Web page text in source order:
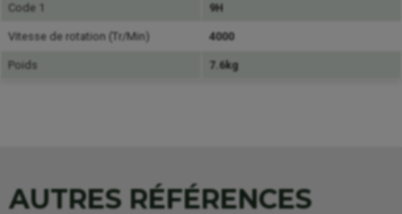
Code 1 9H
Vitesse de rotation (Tr/Min) 4000
Poids 7.6kg
AUTRES RÉFÉRENCES